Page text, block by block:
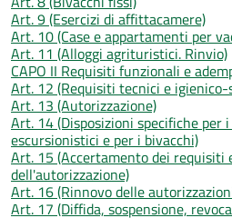
Art. 9 (Esercizi di affittacamere)
Art. 10 (Case e appartamenti per
Art. 11 (Alloggi agrituristici. Rinvio)
CAPO II Requisiti funzionali e
Art. 12 (Requisiti tecnici e
Art. 13 (Autorizzazione)
Art. 14 (Disposizioni specifiche per
escursionistici e per i bivacchi)
Art. 15 (Accertamento dei
dell'autorizzazione)
Art. 16 (Rinnovo delle
Art. 17 (Diffida, sospensione,